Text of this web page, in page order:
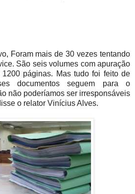
Foram mais de 30 vezes tentando
São seis volumes com apuração
páginas. Mas tudo foi feito de
documentos seguem para o
não poderíamos ser irresponsáveis
o relator Vinícius Alves.